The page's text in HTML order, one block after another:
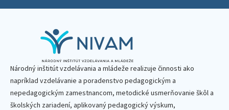
Národný inštitút vzdelávania a mládeže realizuje činnosti ako
napríklad vzdelávanie a poradenstvo pedagogickým a
nepedagogickým zamestnancom, metodické usmerňovanie škôl a
školských zariadení, aplikovaný pedagogický výskum,